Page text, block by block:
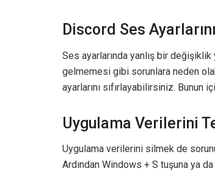
Discord Ses
Ses ayarlarında yanlış bir
gelmemesi gibi sorunlara neden
ayarlarını sıfırlayabilirsiniz. Bunun
Uygulama Verilerini
Uygulama verilerini silmek de
Ardından Windows + S tuşuna ya